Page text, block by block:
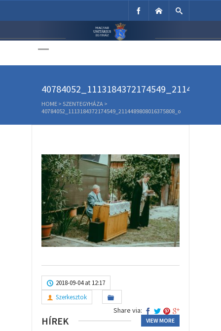
Unitárius Egyház
HOME > SZENTEGYHÁZA >
40784052_1113184372174549_2114489808016375808_o
2018-09-04 at 12:17
Szerkesztok
Share via:
HÍREK VIEW MORE